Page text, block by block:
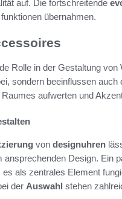
auf. Die fortschreitende
übernahmen.
Rolle in der Gestaltung
sondern beeinflussen
aufwerten und
von designuhren
Design. Ein
als zentrales Element
der Auswahl stehen